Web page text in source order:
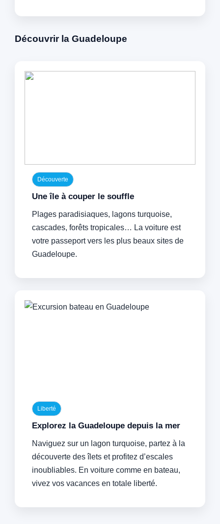
Découvrir la Guadeloupe
Découverte
Une île à couper le souffle
Plages paradisiaques, lagons turquoise,
cascades, forêts tropicales… La voiture est
votre passeport vers les plus beaux sites de
Guadeloupe.
Liberté
Explorez la Guadeloupe depuis la mer
Naviguez sur un lagon turquoise, partez à la
découverte des îlets et profitez d’escales
inoubliables. En voiture comme en bateau,
vivez vos vacances en totale liberté.